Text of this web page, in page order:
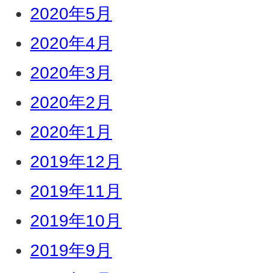
2020年5月
2020年4月
2020年3月
2020年2月
2020年1月
2019年12月
2019年11月
2019年10月
2019年9月